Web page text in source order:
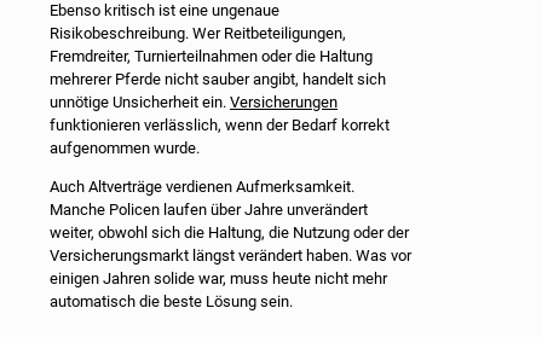
Ebenso kritisch ist eine ungenaue
Risikobeschreibung. Wer Reitbeteiligungen,
Fremdreiter, Turnierteilnahmen oder die Haltung
mehrerer Pferde nicht sauber angibt, handelt sich
unnötige Unsicherheit ein. Versicherungen
funktionieren verlässlich, wenn der Bedarf korrekt
aufgenommen wurde.
Auch Altverträge verdienen Aufmerksamkeit.
Manche Policen laufen über Jahre unverändert
weiter, obwohl sich die Haltung, die Nutzung oder der
Versicherungsmarkt längst verändert haben. Was vor
einigen Jahren solide war, muss heute nicht mehr
automatisch die beste Lösung sein.